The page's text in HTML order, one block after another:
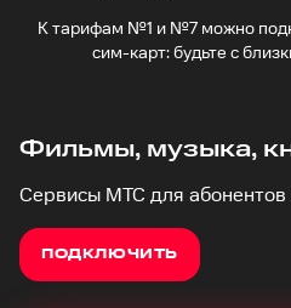
К тарифам №1 и №7 можно
сим-карт: будьте с
Фильмы, музыка,
Сервисы МТС для
ПОДКЛЮЧИТЬ